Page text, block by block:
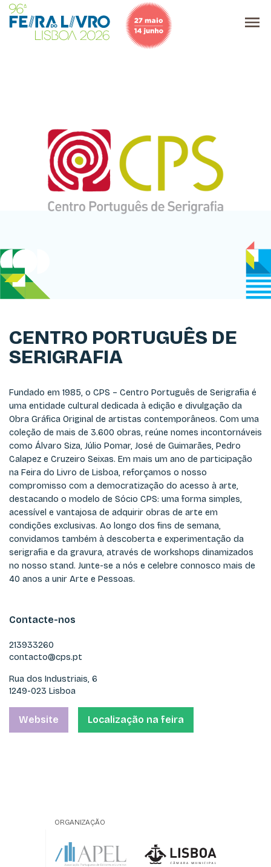
CENTRO PORTUGUÊS DE
SERIGRAFIA
Fundado em 1985, o CPS – Centro Português de Serigrafia é
uma entidade cultural dedicada à edição e divulgação da
Obra Gráfica Original de artistas contemporâneos. Com uma
coleção de mais de 3.600 obras, reúne nomes incontornáveis
como Álvaro Siza, Júlio Pomar, José de Guimarães, Pedro
Calapez e Cruzeiro Seixas. Em mais um ano de participação
na Feira do Livro de Lisboa, reforçamos o nosso
compromisso com a democratização do acesso à arte,
destacando o modelo de Sócio CPS: uma forma simples,
acessível e vantajosa de adquirir obras de arte em
condições exclusivas. Ao longo dos fins de semana,
convidamos também à descoberta e experimentação da
serigrafia e da gravura, através de workshops dinamizados
no nosso stand. Junte-se a nós e celebre connosco mais de
40 anos a unir Arte e Pessoas.
Contacte-nos
213933260
contacto@cps.pt
Rua dos Industriais, 6
1249-023 Lisboa
Website Localização na feira
ORGANIZAÇÃO